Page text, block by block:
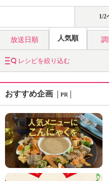
1/2
放送日順 人気順
レシピを絞り込む
おすすめ企画 PR